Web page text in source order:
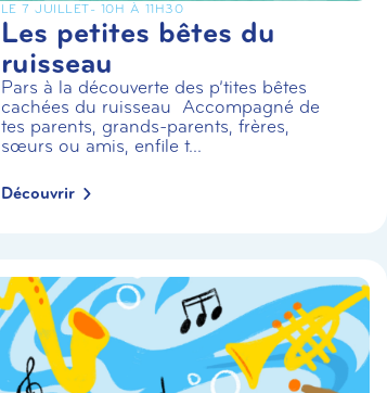
LE 7 JUILLET- 10H À 11H30
Les petites bêtes du
ruisseau
Pars à la découverte des p’tites bêtes
cachées du ruisseau Accompagné de
tes parents, grands-parents, frères,
sœurs ou amis, enfile t...
Découvrir